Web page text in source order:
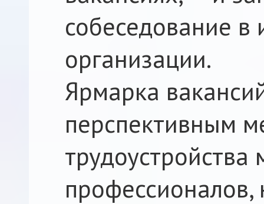
собеседование
организации.
Ярмарка
перспективным